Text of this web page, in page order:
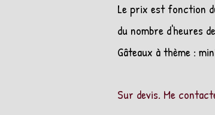
Le prix est fonction
du nombre d'heures
Gâteaux à thème :
Sur devis. Me